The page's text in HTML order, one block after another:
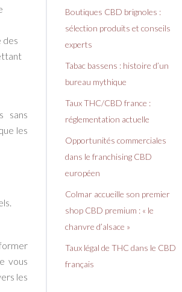
des
sans
les
vous
les
Boutiques CBD brignoles :
sélection produits et conseils
experts
Tabac bassens : histoire d’un
bureau mythique
Taux THC/CBD france :
réglementation actuelle
Opportunités commerciales
dans le franchising CBD
européen
Colmar accueille son premier
shop CBD premium : « le
chanvre d’alsace »
Taux légal de THC dans le CBD
français